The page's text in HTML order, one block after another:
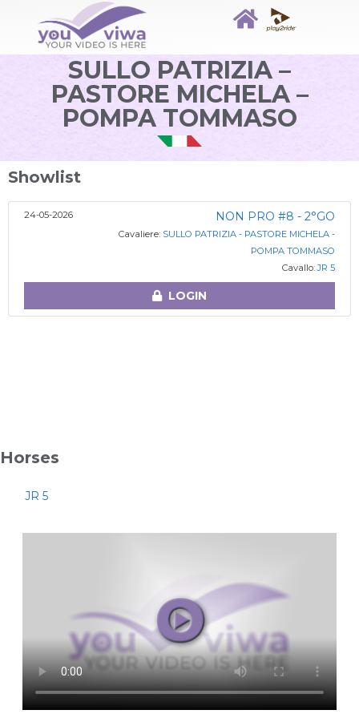
SULLO PATRIZIA –
PASTORE MICHELA –
POMPA TOMMASO
Showlist
24-05-2026 NON PRO #8 - 2°GO
Cavaliere: SULLO PATRIZIA - PASTORE MICHELA -
POMPA TOMMASO
Cavallo:JR 5
LOGIN
Horses
JR 5